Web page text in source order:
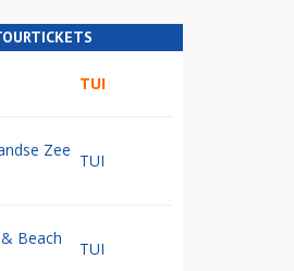
TUI
Zee
TUI
Beach
TUI